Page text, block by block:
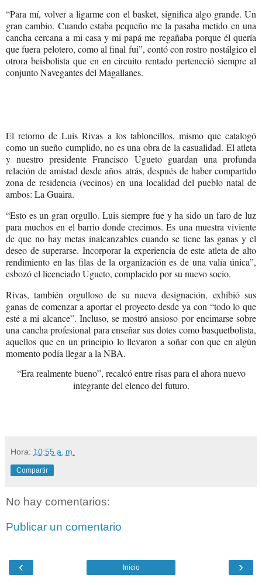
“Para mí, volver a ligarme con el basket, significa algo grande. Un
gran cambio. Cuando estaba pequeño me la pasaba metido en una
cancha cercana a mi casa y mi papá me regañaba porque él quería
que fuera pelotero, como al final fui”, contó con rostro nostálgico el
otrora beisbolista que en en circuito rentado perteneció siempre al
conjunto Navegantes del Magallanes.
El retorno de Luis Rivas a los tabloncillos, mismo que catalogó
como un sueño cumplido, no es una obra de la casualidad. El atleta
y nuestro presidente Francisco Ugueto guardan una profunda
relación de amistad desde años atrás, después de haber compartido
zona de residencia (vecinos) en una localidad del pueblo natal de
ambos: La Guaira.
“Esto es un gran orgullo. Luis siempre fue y ha sido un faro de luz
para muchos en el barrio donde crecimos. Es una muestra viviente
de que no hay metas inalcanzables cuando se tiene las ganas y el
deseo de superarse. Incorporar la experiencia de este atleta de alto
rendimiento en las filas de la organización es de una valía única”,
esbozó el licenciado Ugueto, complacido por su nuevo socio.
Rivas, también orgulloso de su nueva designación, exhibió sus
ganas de comenzar a aportar el proyecto desde ya con “todo lo que
esté a mi alcance”. Incluso, se mostró ansioso por encimarse sobre
una cancha profesional para enseñar sus dotes como basquetbolista,
aquellos que en un principio lo llevaron a soñar con que en algún
momento podía llegar a la NBA.
“Era realmente bueno”, recalcó entre risas para el ahora nuevo
integrante del elenco del futuro.
Hora: 10:55 a. m.
Compartir
No hay comentarios:
Publicar un comentario
‹ ›
Inicio